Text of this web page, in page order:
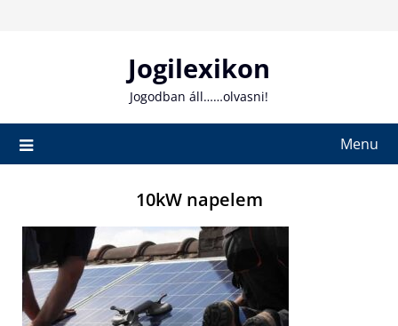
Jogilexikon
Jogodban áll……olvasni!
Menu
10kW napelem